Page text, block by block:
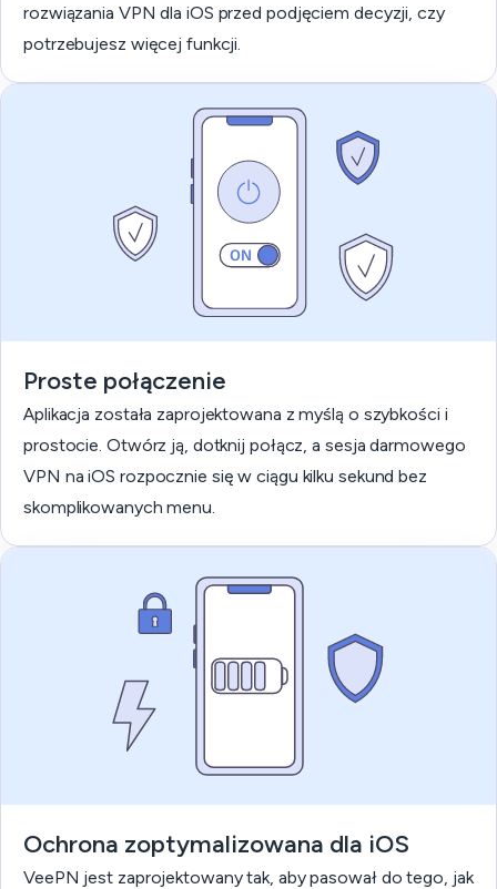
rozwiązania VPN dla iOS przed podjęciem decyzji, czy
potrzebujesz więcej funkcji.
Proste połączenie
Aplikacja została zaprojektowana z myślą o szybkości i
prostocie. Otwórz ją, dotknij połącz, a sesja darmowego
VPN na iOS rozpocznie się w ciągu kilku sekund bez
skomplikowanych menu.
Ochrona zoptymalizowana dla iOS
VeePN jest zaprojektowany tak, aby pasował do tego, jak